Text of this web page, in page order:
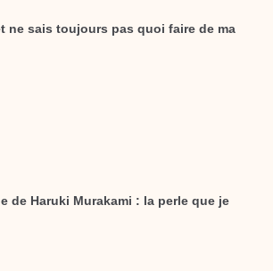
ne sais toujours pas quoi faire de ma
de Haruki Murakami : la perle que je